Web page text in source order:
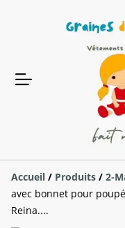
Accueil / Produits / 2-
avec bonnet pour
Reina....